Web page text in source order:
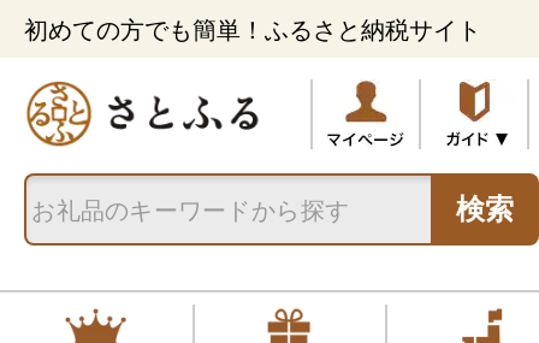
初めての方でも簡単！ふるさと納税サイト
検索